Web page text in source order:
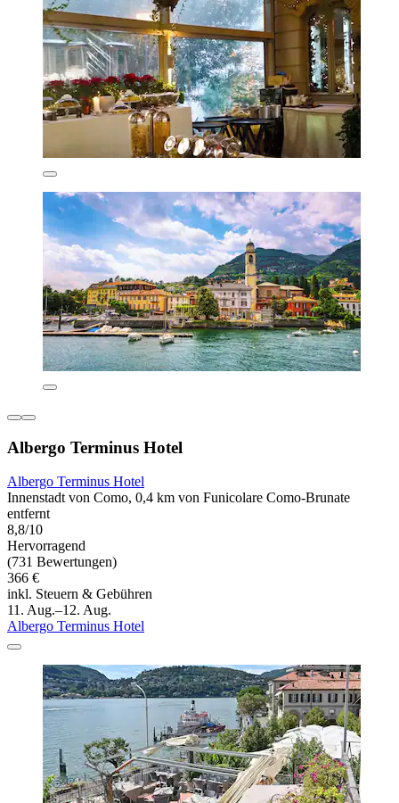
Albergo Terminus Hotel
Albergo Terminus Hotel
Innenstadt von Como, 0,4 km von Funicolare Como-Brunate
entfernt
8,8/10
Hervorragend
(731 Bewertungen)
366 €
inkl. Steuern & Gebühren
11. Aug.–12. Aug.
Albergo Terminus Hotel